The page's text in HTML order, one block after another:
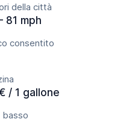
della città
81 mph
consentito
/ 1 gallone
basso